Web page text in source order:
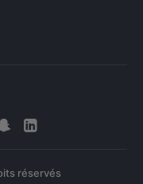
réservés